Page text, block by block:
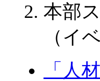
本部
（イ
「人